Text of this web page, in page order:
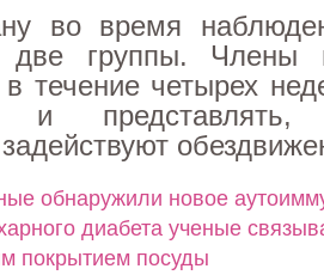
во время
две группы. Члены
течение четырех
и
обнаружили новое
диабета ученые
покрытием посуды